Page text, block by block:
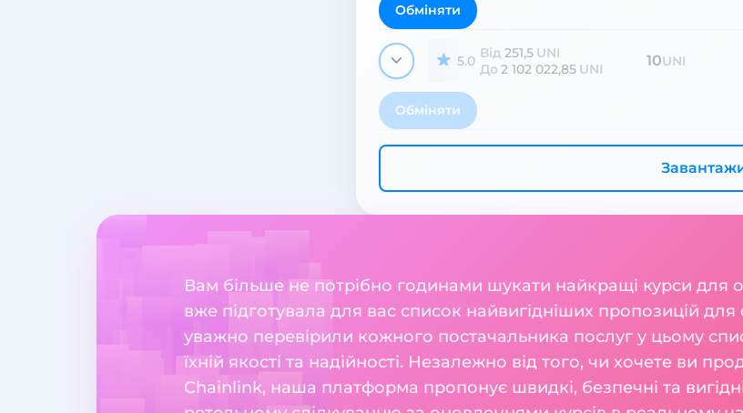
Обміняти
5.0 Від 251,5 UNI
До 2 102 022,85 UNI 10UNI
Обміняти
Вам більше не потрібно годинами шукати найкращі курси
вже підготувала для вас список найвигідніших пропозицій
уважно перевірили кожного постачальника послуг у цьому
їхній якості та надійності. Незалежно від того, чи хочете ви
Chainlink, наша платформа пропонує швидкі, безпечні та